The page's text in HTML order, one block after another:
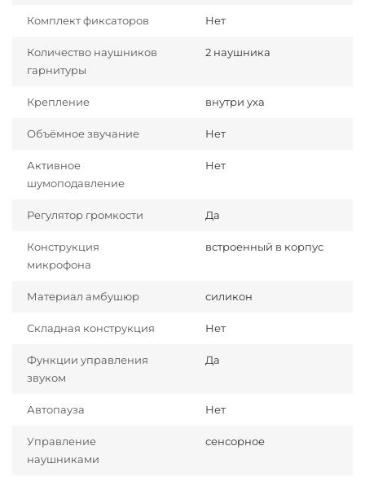
Комплект фиксаторов Нет
Количество наушников
гарнитуры
2 наушника
Крепление внутри уха
Объёмное звучание Нет
Активное
шумоподавление
Нет
Регулятор громкости Да
Конструкция
микрофона
встроенный в корпус
Материал амбушюр силикон
Складная конструкция Нет
Функции управления
звуком
Да
Автопауза Нет
Управление
наушниками
сенсорное